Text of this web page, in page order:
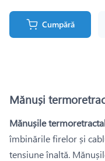
Cumpără
Mănuși
Mănușile
îmbinările firelor și
tensiune înaltă.